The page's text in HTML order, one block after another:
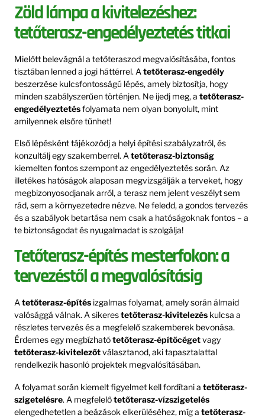
Zöld lámpa a kivitelezéshez:
tetőterasz-engedélyeztetés titkai
Mielőtt belevágnál a tetőteraszod megvalósításába, fontos
tisztában lenned a jogi háttérrel. Atetőterasz-engedély
beszerzése kulcsfontosságú lépés, amely biztosítja, hogy
minden szabályszerűen történjen. Ne ijedj meg, a tetőterasz-
engedélyeztetésfolyamata nem olyan bonyolult, mint
amilyennek elsőre tűnhet!
Első lépésként tájékozódj a helyi építési szabályzatról, és
konzultálj egy szakemberrel. Atetőterasz-biztonság
kiemelten fontos szempont az engedélyeztetés során. Az
illetékes hatóságok alaposan megvizsgálják a terveket, hogy
megbizonyosodjanak arról, a terasz nem jelent veszélyt sem
rád, sem a környezetedre nézve. Ne feledd, a gondos tervezés
és a szabályok betartása nem csak a hatóságoknak fontos – a
te biztonságodat és nyugalmadat is szolgálja!
Tetőterasz-építés mesterfokon: a
tervezéstől a megvalósításig
Atetőterasz-építés izgalmas folyamat, amely során álmaid
valósággá válnak. A sikerestetőterasz-kivitelezés kulcsa a
részletes tervezés és a megfelelő szakemberek bevonása.
Érdemes egy megbízhatótetőterasz-építőcégetvagy
tetőterasz-kivitelezőtválasztanod, aki tapasztalattal
rendelkezik hasonló projektek megvalósításában.
A folyamat során kiemelt figyelmet kell fordítani a tetőterasz-
szigetelésre. A megfelelőtetőterasz-vízszigetelés
elengedhetetlen a beázások elkerüléséhez, míg a tetőterasz-